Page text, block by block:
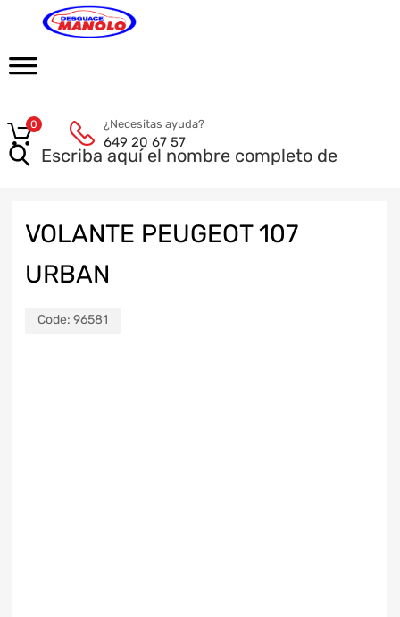
¿Necesitas ayuda?
649 20 67 57
0
VOLANTE PEUGEOT 107
URBAN
Code: 96581